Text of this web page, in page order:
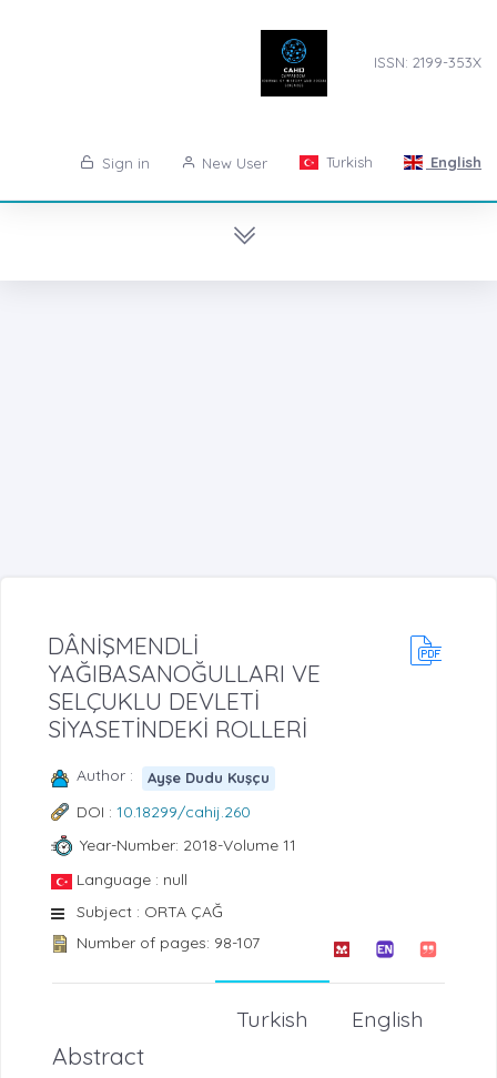
ISSN: 2199-353X
Sign in New User Turkish English
DÂNİŞMENDLİ
YAĞIBASANOĞULLARI VE
SELÇUKLU DEVLETİ
SİYASETİNDEKİ ROLLERİ
Author : Ayşe Dudu Kuşçu
DOI : 10.18299/cahij.260
Year-Number: 2018-Volume 11
Language : null
Subject : ORTA ÇAĞ
Number of pages: 98-107
English
Turkish
Abstract